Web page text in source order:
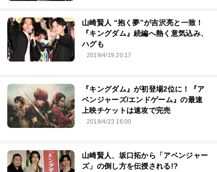
山崎賢人 “抱く夢”が吉沢亮と一致！
『キングダム』続編へ熱く意気込み、
ハグも
2019/4/19 20:17
『キングダム』が初登場2位に！『ア
ベンジャーズ/エンドゲーム』の最速
上映チケットは速攻で完売
2019/4/23 16:00
山崎賢人、坂口拓から「アベンジャー
ズ」の倒し方を伝授される!?